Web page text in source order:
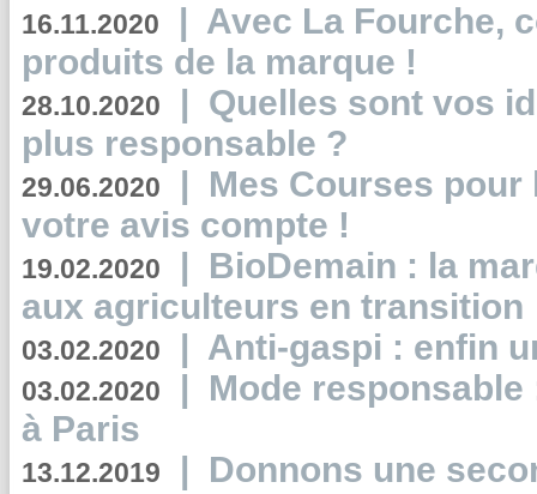
16.11.2020 | Avec La Fourche,
produits de la marque !
28.10.2020 | Quelles sont vos
plus responsable ?
29.06.2020 | Mes Courses pour
votre avis compte !
19.02.2020 | BioDemain : la
aux agriculteurs en transition
03.02.2020 | Anti-gaspi : enfin
03.02.2020 | Mode
à Paris
13.12.2019 | Donnons une